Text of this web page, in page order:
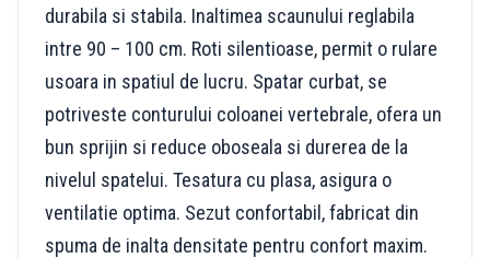
durabila si stabila. Inaltimea scaunului reglabila
intre 90 – 100 cm. Roti silentioase, permit o rulare
usoara in spatiul de lucru. Spatar curbat, se
potriveste conturului coloanei vertebrale, ofera un
bun sprijin si reduce oboseala si durerea de la
nivelul spatelui. Tesatura cu plasa, asigura o
ventilatie optima. Sezut confortabil, fabricat din
spuma de inalta densitate pentru confort maxim.